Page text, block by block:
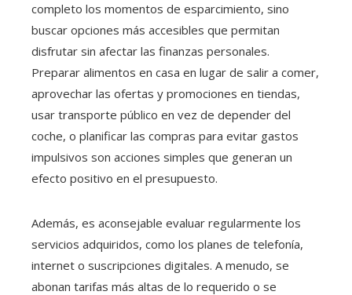
completo los momentos de esparcimiento, sino
buscar opciones más accesibles que permitan
disfrutar sin afectar las finanzas personales.
Preparar alimentos en casa en lugar de salir a comer,
aprovechar las ofertas y promociones en tiendas,
usar transporte público en vez de depender del
coche, o planificar las compras para evitar gastos
impulsivos son acciones simples que generan un
efecto positivo en el presupuesto.
Además, es aconsejable evaluar regularmente los
servicios adquiridos, como los planes de telefonía,
internet o suscripciones digitales. A menudo, se
abonan tarifas más altas de lo requerido o se